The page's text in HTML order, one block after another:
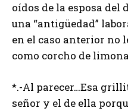
oídos de la esposa del
una “antigüedad”
en el caso anterior no
como corcho de
*.-Al parecer…Esa
señor y el de ella